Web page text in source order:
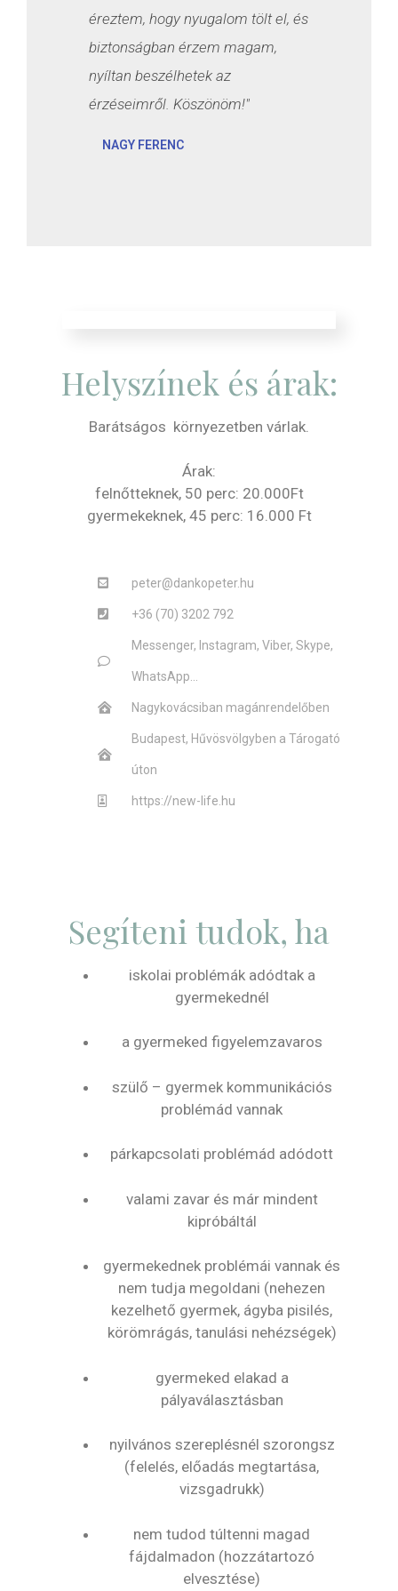
éreztem, hogy nyugalom tölt el, és
biztonságban érzem magam,
nyíltan beszélhetek az
érzéseimről. Köszönöm!"
NAGY FERENC
Helyszínek és árak:
Barátságos környezetben várlak.
Árak:
felnőtteknek, 50 perc: 20.000Ft
gyermekeknek, 45 perc: 16.000 Ft
peter@dankopeter.hu
+36 (70) 3202 792
Messenger, Instagram, Viber, Skype,
WhatsApp...
Nagykovácsiban magánrendelőben
Budapest, Hűvösvölgyben a Tárogató
úton
https://new-life.hu
Segíteni tudok, ha
iskolai problémák adódtak a
gyermekednél
a gyermeked figyelemzavaros
szülő – gyermek kommunikációs
problémád vannak
párkapcsolati problémád adódott
valami zavar és már mindent
kipróbáltál
gyermekednek problémái vannak és
nem tudja megoldani (nehezen
kezelhető gyermek, ágyba pisilés,
körömrágás, tanulási nehézségek)
gyermeked elakad a
pályaválasztásban
nyilvános szereplésnél szorongsz
(felelés, előadás megtartása,
vizsgadrukk)
nem tudod túltenni magad
fájdalmadon (hozzátartozó
elvesztése)